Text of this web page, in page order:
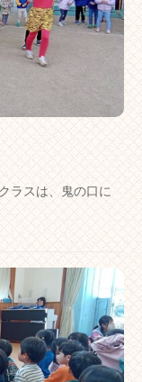
ラスは、鬼の口に